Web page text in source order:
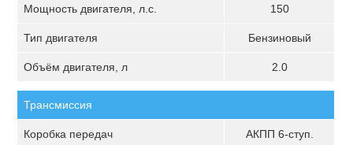
Мощность двигателя, л.с. 150
Тип двигателя Бензиновый
Объём двигателя, л 2.0
Трансмиссия
Коробка передач АКПП 6-ступ.